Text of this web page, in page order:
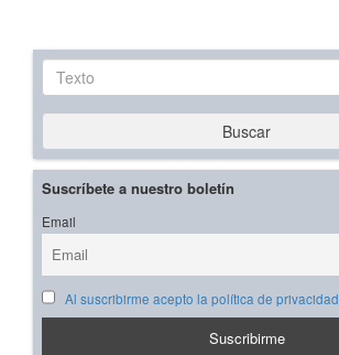
Texto
Buscar
Suscríbete a nuestro boletín
Email
Al suscribirme acepto la política de privacidad